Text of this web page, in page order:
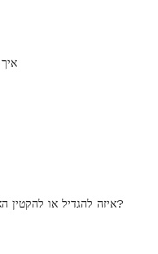
איזה להגדיל או להקטין האם אני צריך להשתמש?